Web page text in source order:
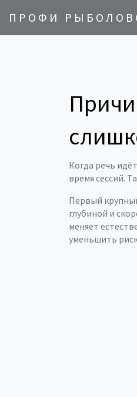
ПРОФИ
Когда речь
время сессий.
Первый
глубиной и
меняет
уменьшить